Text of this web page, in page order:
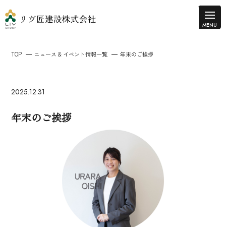
TOP ニュース & イベント情報一覧 年末のご挨拶
2025.12.31
年末のご挨拶